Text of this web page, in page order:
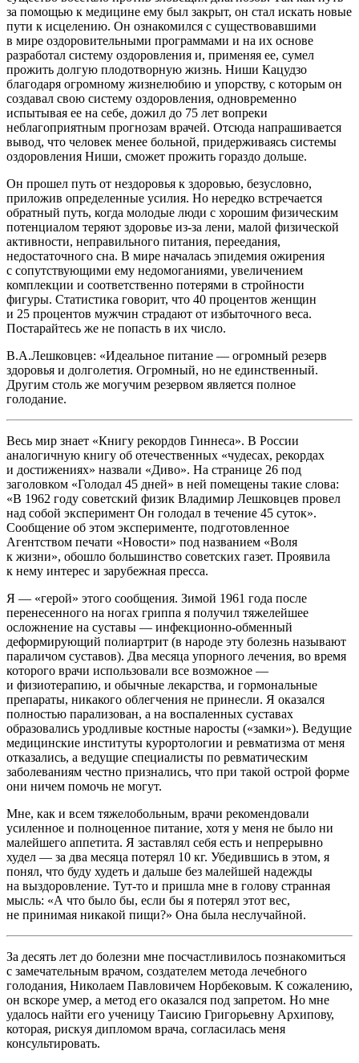
за помощью к медицине ему был закрыт, он стал искать новые
пути к исцелению. Он ознакомился с существовавшими
в мире оздоровительными программами и на их основе
разработал систему оздоровления и, применяя ее, сумел
прожить долгую плодотворную жизнь. Ниши Кацудзо
благодаря огромному жизнелюбию и упорству, с которым он
создавал свою систему оздоровления, одновременно
испытывая ее на себе, дожил до 75 лет вопреки
неблагоприятным прогнозам врачей. Отсюда напрашивается
вывод, что человек менее больной, придерживаясь системы
оздоровления Ниши, сможет прожить гораздо дольше.
Он прошел путь от нездоровья к здоровью, безусловно,
приложив определенные усилия. Но нередко встречается
обратный путь, когда молодые люди с хорошим физическим
потенциалом теряют здоровье из-за лени, малой физической
активности, неправильного питания, переедания,
недостаточного сна. В мире началась эпидемия ожирения
с сопутствующими ему недомоганиями, увеличением
комплекции и соответственно потерями в стройности
фигуры. Статистика говорит, что 40 процентов женщин
и 25 процентов мужчин страдают от избыточного веса.
Постарайтесь же не попасть в их число.
В.А.Лешковцев: «Идеальное питание — огромный резерв
здоровья и долголетия. Огромный, но не единственный.
Другим столь же могучим резервом является полное
голодание.
Весь мир знает «Книгу рекордов Гиннеса». В России
аналогичную книгу об отечественных «чудесах, рекордах
и достижениях» назвали «Диво». На странице 26 под
заголовком «Голодал 45 дней» в ней помещены такие слова:
«В 1962 году советский физик Владимир Лешковцев провел
над собой эксперимент Он голодал в течение 45 суток».
Сообщение об этом эксперименте, подготовленное
Агентством печати «Новости» под названием «Воля
к жизни», обошло большинство советских газет. Проявила
к нему интерес и зарубежная пресса.
Я — «герой» этого сообщения. Зимой 1961 года после
перенесенного на ногах гриппа я получил тяжелейшее
осложнение на суставы — инфекционно-обменный
деформирующий полиартрит (в народе эту болезнь называют
параличом суставов). Два месяца упорного лечения, во время
которого врачи использовали все возможное —
и физиотерапию, и обычные лекарства, и гормональные
препараты, никакого облегчения не принесли. Я оказался
полностью парализован, а на воспаленных суставах
образовались уродливые костные наросты («замки»). Ведущие
медицинские институты курортологии и ревматизма от меня
отказались, а ведущие специалисты по ревматическим
заболеваниям честно признались, что при такой острой форме
они ничем помочь не могут.
Мне, как и всем тяжелобольным, врачи рекомендовали
усиленное и полноценное питание, хотя у меня не было ни
малейшего аппетита. Я заставлял себя есть и непрерывно
худел — за два месяца потерял 10 кг. Убедившись в этом, я
понял, что буду худеть и дальше без малейшей надежды
на выздоровление. Тут-то и пришла мне в голову странная
мысль: «А что было бы, если бы я потерял этот вес,
не принимая никакой пищи?» Она была неслучайной.
За десять лет до болезни мне посчастливилось познакомиться
с замечательным врачом, создателем метода лечебного
голодания, Николаем Павловичем Норбековым. К сожалению,
он вскоре умер, а метод его оказался под запретом. Но мне
удалось найти его ученицу Таисию Григорьевну Архипову,
которая, рискуя дипломом врача, согласилась меня
консультировать.